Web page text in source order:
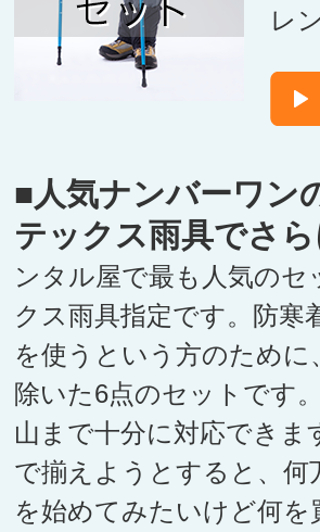
レ
■人気ナンバーワン
テックス雨具でさ
ンタル屋で最も人気の
クス雨具指定です。防寒
を使うという方のため
除いた6点のセットです
山まで十分に対応でき
で揃えようとすると、
を始めてみたいけど何